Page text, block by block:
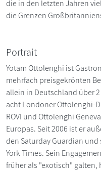
die in den letzten Jahren
die Grenzen
Portrait
Yotam Ottolenghi ist
mehrfach preisgekrönten
allein in Deutschland über
acht Londoner Ottolenghi-
ROVI und Ottolenghi
Europas. Seit 2006 ist er
den Saturday Guardian
York Times. Sein
früher als "exotisch" galten,